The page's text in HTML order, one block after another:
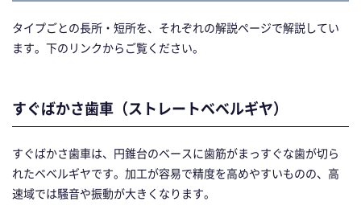
タイプごとの長所・短所を、それぞれの解説ページで解説してい
ます。下のリンクからご覧ください。
すぐばかさ歯車（ストレートベベルギヤ）
すぐばかさ歯車は、円錐台のベースに歯筋がまっすぐな歯が切ら
れたベベルギヤです。加工が容易で精度を高めやすいものの、高
速域では騒音や振動が大きくなります。